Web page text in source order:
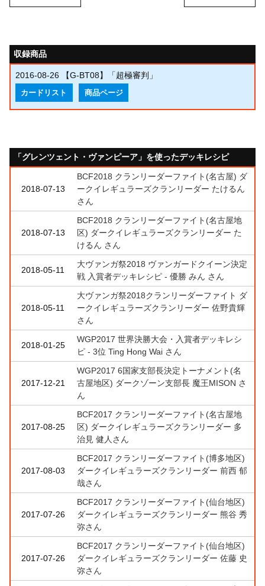
収録商品
2016-08-26 【G-BT08】「超極審判」
カードリスト 商品ページ
「グレンツェント・ヴァンピーア」を使ったデッキレシピ
2018-07-13
BCF2018 クランリーダーファイト(名古屋) ダ
ークイレギュラーズクランリーダー たけるん
さん
2018-07-13
BCF2018 クランリーダーファイト(名古屋地
区) ダークイレギュラーズクランリーダー た
けるん さん
2018-05-11
大ヴァンガ祭2018 ヴァンガードクイーン決定
戦 入賞者デッキレシピ - 優勝 みん さん
2018-05-11
大ヴァンガ祭2018クランリーダーファイト ダ
ークイレギュラーズクランリーダー 佐野貴輝
さん
2018-01-25
WGP2017 世界決勝大会・入賞者デッキレシ
ピ - 3位 Ting Hong Wai さん
2017-12-21
WGP2017 6国家支部長決定トーナメント(名
古屋地区) ダークゾーン支部長 魔王MISON さ
ん
2017-08-25
BCF2017 クランリーダーファイト(名古屋地
区) ダークイレギュラーズクランリーダー 多
治見 健人さん
2017-08-03
BCF2017 クランリーダーファイト(博多地区)
ダークイレギュラーズクランリーダー 前西 郁
哉さん
2017-07-26
BCF2017 クランリーダーファイト(仙台地区)
ダークイレギュラーズクランリーダー 熊谷 秀
弥さん
2017-07-26
BCF2017 クランリーダーファイト(仙台地区)
ダークイレギュラーズクランリーダー 佐藤 史
弥さん